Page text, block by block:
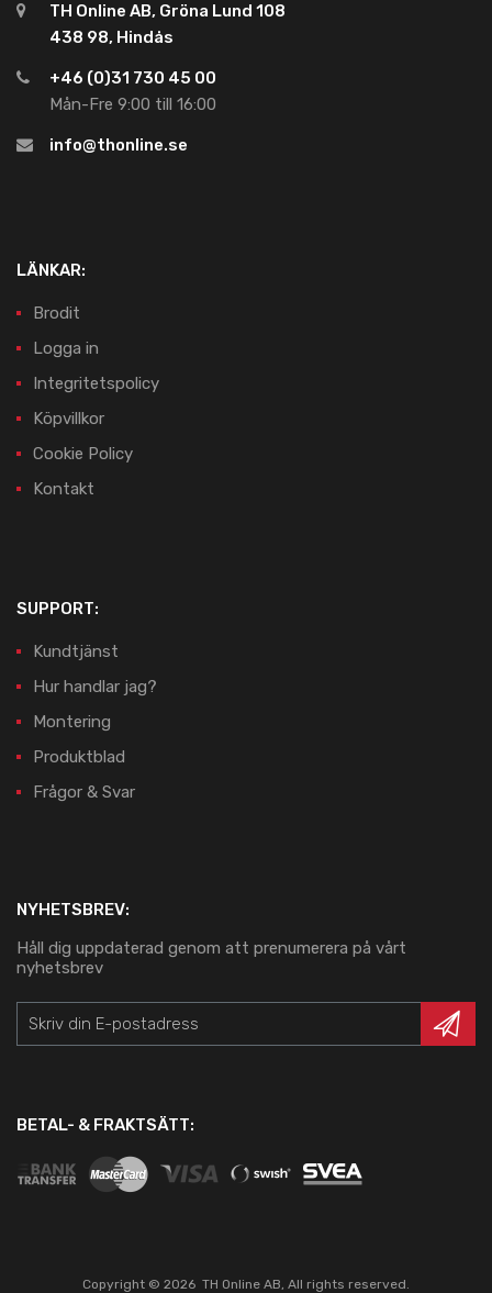
TH Online AB, Gröna Lund 108
438 98, Hindås
+46 (0)31 730 45 00
Mån-Fre 9:00 till 16:00
info@thonline.se
LÄNKAR:
Brodit
Logga in
Integritetspolicy
Köpvillkor
Cookie Policy
Kontakt
SUPPORT:
Kundtjänst
Hur handlar jag?
Montering
Produktblad
Frågor & Svar
NYHETSBREV:
Håll dig uppdaterad genom att prenumerera på vårt
nyhetsbrev
BETAL- & FRAKTSÄTT:
Copyright © 2026 TH Online AB, All rights reserved.